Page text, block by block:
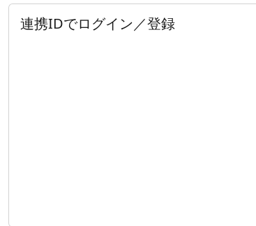
連携IDでログイン／登録